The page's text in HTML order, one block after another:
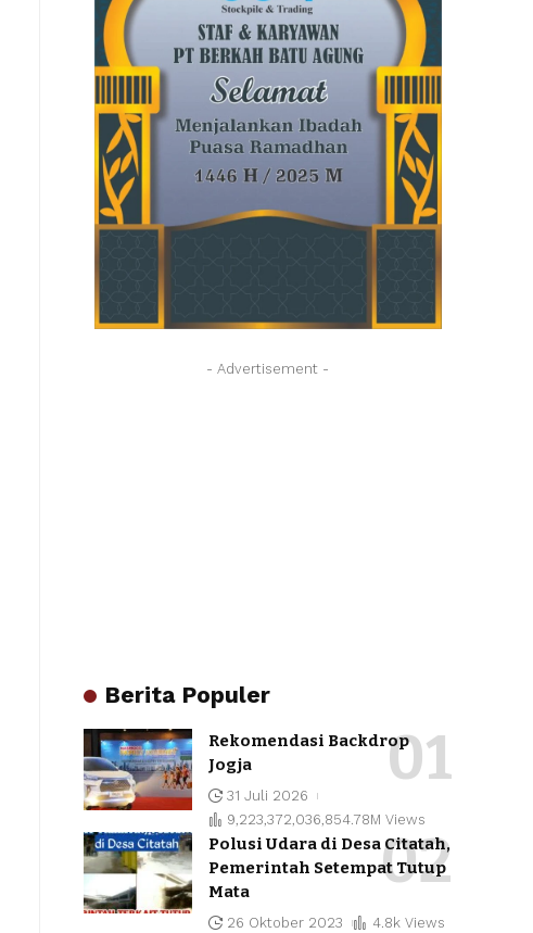
- Advertisement -
Berita Populer
Rekomendasi Backdrop
Jogja
31 Juli 2026
9,223,372,036,854.78M Views
Polusi Udara di Desa Citatah,
Pemerintah Setempat Tutup
Mata
26 Oktober 2023 4.8k Views